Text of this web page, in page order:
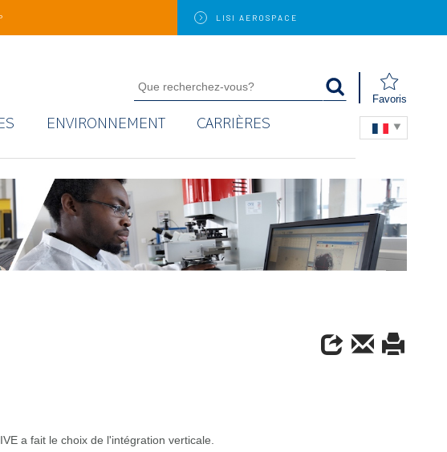
LISI AEROSPACE
Favoris
ENVIRONNEMENT
CARRIÈRES
a fait le choix de l'intégration verticale.